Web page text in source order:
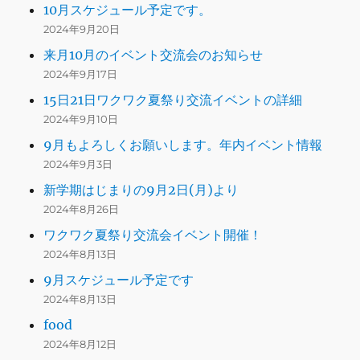
10月スケジュール予定です。
2024年9月20日
来月10月のイベント交流会のお知らせ
2024年9月17日
15日21日ワクワク夏祭り交流イベントの詳細
2024年9月10日
9月もよろしくお願いします。年内イベント情報
2024年9月3日
新学期はじまりの9月2日(月)より
2024年8月26日
ワクワク夏祭り交流会イベント開催！
2024年8月13日
9月スケジュール予定です
2024年8月13日
food
2024年8月12日